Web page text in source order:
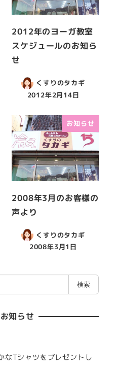
2012年のヨーガ教室
スケジュールのお知ら
せ
くすりのタカギ
2012年2月14日
お知らせ
2008年3月のお客様の
声より
くすりのタカギ
2008年3月1日
検索
知らせ
なTシャツをプレゼントし